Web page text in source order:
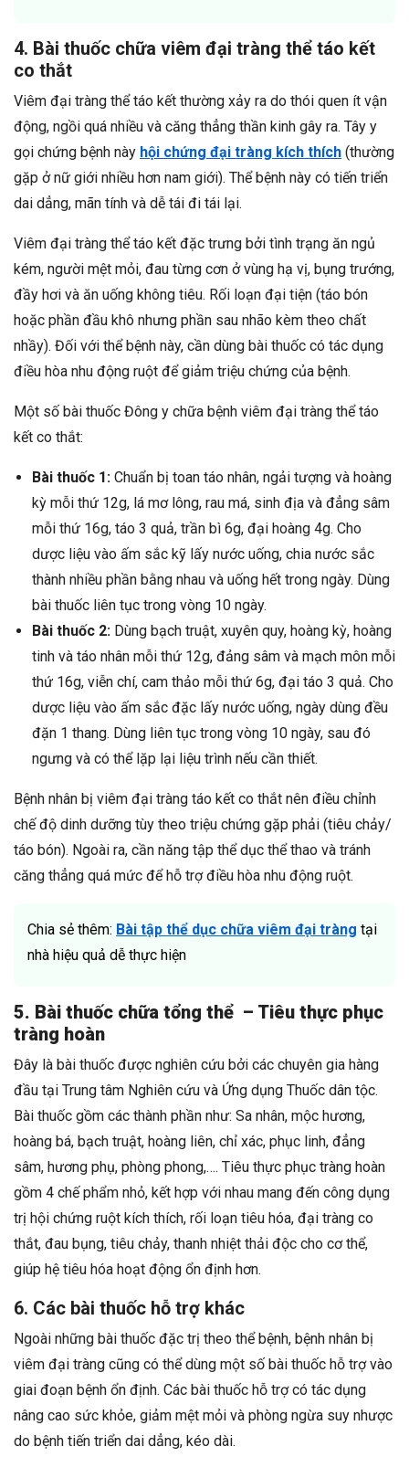
4. Bài thuốc chữa viêm đại tràng thể táo kết
co thắt
Viêm đại tràng thể táo kết thường xảy ra do thói quen ít vận
động, ngồi quá nhiều và căng thẳng thần kinh gây ra. Tây y
gọi chứng bệnh này hội chứng đại tràng kích thích (thường
gặp ở nữ giới nhiều hơn nam giới). Thể bệnh này có tiến triển
dai dẳng, mãn tính và dễ tái đi tái lại.
Viêm đại tràng thể táo kết đặc trưng bởi tình trạng ăn ngủ
kém, người mệt mỏi, đau từng cơn ở vùng hạ vị, bụng trướng,
đầy hơi và ăn uống không tiêu. Rối loạn đại tiện (táo bón
hoặc phần đầu khô nhưng phần sau nhão kèm theo chất
nhầy). Đối với thể bệnh này, cần dùng bài thuốc có tác dụng
điều hòa nhu động ruột để giảm triệu chứng của bệnh.
Một số bài thuốc Đông y chữa bệnh viêm đại tràng thể táo
kết co thắt:
Bài thuốc 1: Chuẩn bị toan táo nhân, ngải tượng và hoàng
kỳ mỗi thứ 12g, lá mơ lông, rau má, sinh địa và đẳng sâm
mỗi thứ 16g, táo 3 quả, trần bì 6g, đại hoàng 4g. Cho
dược liệu vào ấm sắc kỹ lấy nước uống, chia nước sắc
thành nhiều phần bằng nhau và uống hết trong ngày. Dùng
bài thuốc liên tục trong vòng 10 ngày.
Bài thuốc 2: Dùng bạch truật, xuyên quy, hoàng kỳ, hoàng
tinh và táo nhân mỗi thứ 12g, đảng sâm và mạch môn mỗi
thứ 16g, viễn chí, cam thảo mỗi thứ 6g, đại táo 3 quả. Cho
dược liệu vào ấm sắc đặc lấy nước uống, ngày dùng đều
đặn 1 thang. Dùng liên tục trong vòng 10 ngày, sau đó
ngưng và có thể lặp lại liệu trình nếu cần thiết.
Bệnh nhân bị viêm đại tràng táo kết co thắt nên điều chỉnh
chế độ dinh dưỡng tùy theo triệu chứng gặp phải (tiêu chảy/
táo bón). Ngoài ra, cần năng tập thể dục thể thao và tránh
căng thẳng quá mức để hỗ trợ điều hòa nhu động ruột.
Chia sẻ thêm: Bài tập thể dục chữa viêm đại tràng tại
nhà hiệu quả dễ thực hiện
5. Bài thuốc chữa tổng thể – Tiêu thực phục
tràng hoàn
Đây là bài thuốc được nghiên cứu bởi các chuyên gia hàng
đầu tại Trung tâm Nghiên cứu và Ứng dụng Thuốc dân tộc.
Bài thuốc gồm các thành phần như: Sa nhân, mộc hương,
hoàng bá, bạch truật, hoàng liên, chỉ xác, phục linh, đẳng
sâm, hương phụ, phòng phong,…. Tiêu thực phục tràng hoàn
gồm 4 chế phẩm nhỏ, kết hợp với nhau mang đến công dụng
trị hội chứng ruột kích thích, rối loạn tiêu hóa, đại tràng co
thắt, đau bụng, tiêu chảy, thanh nhiệt thải độc cho cơ thể,
giúp hệ tiêu hóa hoạt động ổn định hơn.
6. Các bài thuốc hỗ trợ khác
Ngoài những bài thuốc đặc trị theo thể bệnh, bệnh nhân bị
viêm đại tràng cũng có thể dùng một số bài thuốc hỗ trợ vào
giai đoạn bệnh ổn định. Các bài thuốc hỗ trợ có tác dụng
nâng cao sức khỏe, giảm mệt mỏi và phòng ngừa suy nhược
do bệnh tiến triển dai dẳng, kéo dài.